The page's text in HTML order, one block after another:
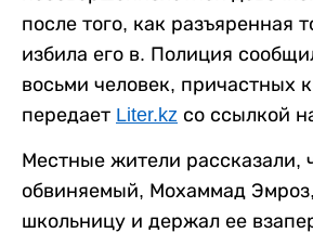
после того, как разъяренная
избила его в. Полиция
восьми человек, причастных
передает Liter.kz со ссылкой
Местные жители рассказали,
обвиняемый, Мохаммад
школьницу и держал ее